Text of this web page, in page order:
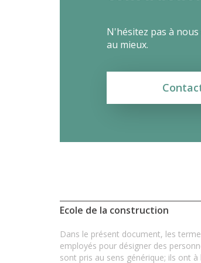
N'hésitez pas à
au mieux.
Ecole de la construction
Dans le présent document, les
employés pour désigner des
sont pris au sens générique; ils ont à